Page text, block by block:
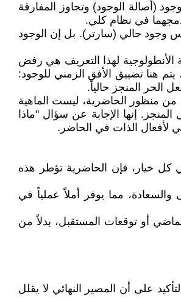
(حاول صدر المتألهين الشيرازي -الملا صدرا، ت 1050هـ/1640م)، إلى تأصيل الوجود (أصالة الوجود) وتجاوز المفارقة
في نظام كلي.
وجود حالي (سارتر). بل إن الوجود
الأنطولوجية لهذا التعريف هي رفض
هنا تضييق الأفق الزمني للوجود:
المنجز حالياً.
من منظور الحاضرية، ليست الماهية
إنها الإجابة عن سؤال "ماذا
لأفعال الذات في الحاضر.
كل خيار، فإن الحاضرية تؤطر هذه
والسعادة، مما يوفر أملاً عملياً في
أو توقعات المستقبل، بدلاً من
على أن المصير النهائي لا يقلل